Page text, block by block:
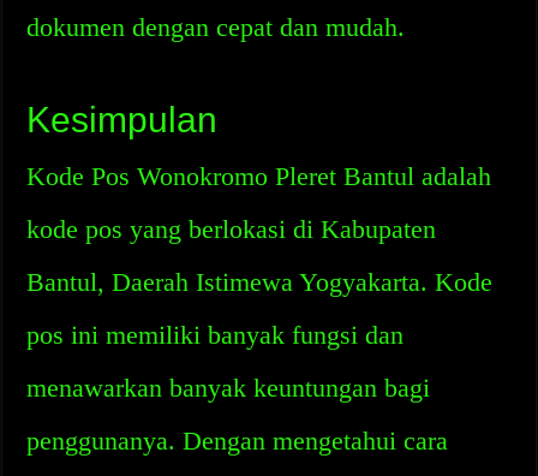
dokumen dengan cepat dan mudah.
Kesimpulan
Kode Pos Wonokromo Pleret Bantul adalah
kode pos yang berlokasi di Kabupaten
Bantul, Daerah Istimewa Yogyakarta. Kode
pos ini memiliki banyak fungsi dan
menawarkan banyak keuntungan bagi
penggunanya. Dengan mengetahui cara